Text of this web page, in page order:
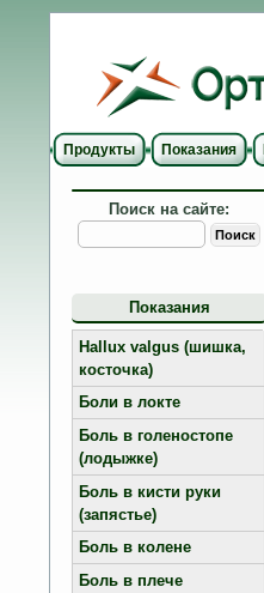
Продукты Показания
Поиск на сайте:
Показания
Hallux valgus (шишка,
косточка)
Боли в локте
Боль в голеностопе
(лодыжке)
Боль в кисти руки
(запястье)
Боль в колене
Боль в плече